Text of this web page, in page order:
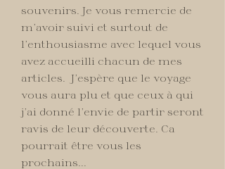
souvenirs. Je vous remercie de
m’avoir suivi et surtout de
l’enthousiasme avec lequel vous
avez accueilli chacun de mes
articles. J’espère que le voyage
vous aura plu et que ceux à qui
j’ai donné l’envie de partir seront
ravis de leur découverte. Ca
pourrait être vous les
prochains...